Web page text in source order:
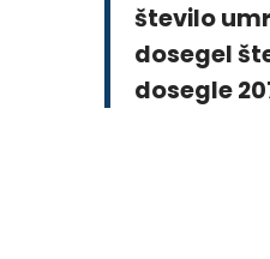
število
dosegel
dosegle